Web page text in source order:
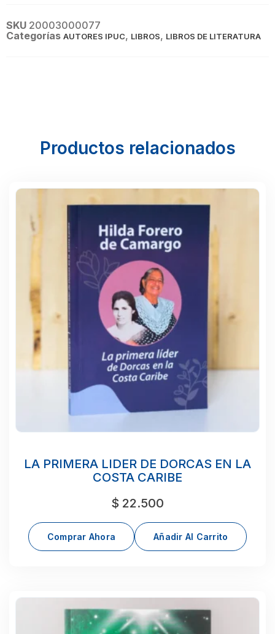
SKU 20003000077
Categorías AUTORES IPUC, LIBROS, LIBROS DE LITERATURA
Productos relacionados
LA PRIMERA LIDER DE DORCAS EN LA
COSTA CARIBE
$ 22.500
Comprar Ahora Añadir Al Carrito